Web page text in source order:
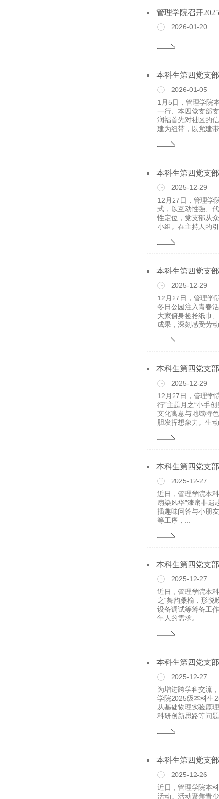
管理学院召开
2026-01-20
本科生第四党支
2026-01-05
1月5日，管理学院
一行、本四党支部
润福首先对社区的
建为纽带，以党建
本科生第四党支
2025-12-29
12月27日，管理学
式，以互动性强、
性定位，党支部从
小组。在主持人的
本科生第四党支
2025-12-29
12月27日，管理学
冬日公园注入青春
大家俯身捡拾纸巾
成果，深刻感受劳
本科生第四党支
2025-12-29
12月27日，管理学
行”主题月之“小手
文化寓意与地域特
胆发挥想象力。生
本科生第四党支
2025-12-27
近日，管理学院本
扇染风华”漆扇非
插趣味问答与小朋
等工序，...
本科生第四党支
2025-12-27
近日，管理学院本
之“舞韵桑榆，形悦
设备调试等筹备工
年人的需求。 ...
本科生第四党支
2025-12-27
为增进跨学科交流
学院2025级本科生
从基础物理实验原
科研创新思路等问
本科生第四党支
2025-12-26
近日，管理学院本
活动。活动聚焦青